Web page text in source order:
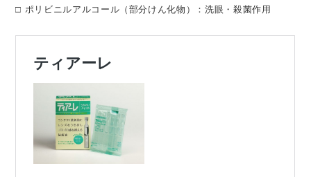
□ ポリビニルアルコール（部分けん化物）：洗眼・殺菌作用